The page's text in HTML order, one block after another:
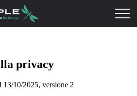
privacy
10/2025, versione 2